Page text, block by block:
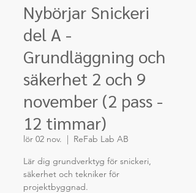
Nybörjar Snickeri
del A -
Grundläggning och
säkerhet 2 och 9
november (2 pass -
12 timmar)
lör 02 nov.
  |
ReFab Lab AB
Lär dig grundverktyg för snickeri,
säkerhet och tekniker för
projektbyggnad.